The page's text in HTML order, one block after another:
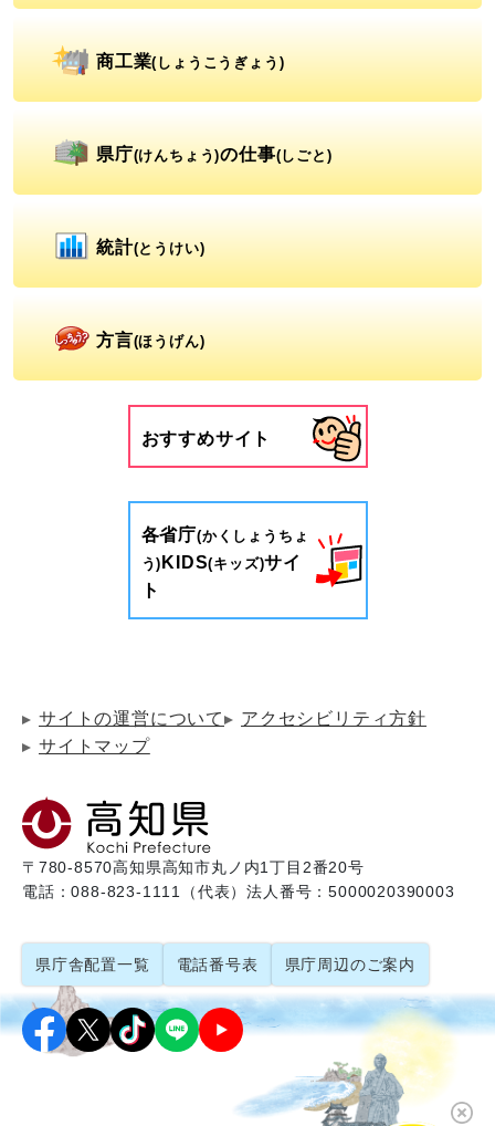
商工業(しょうこうぎょう)
県庁(けんちょう)の仕事(しごと)
統計(とうけい)
方言(ほうげん)
おすすめサイト
各省庁(かくしょうちょ
う) KIDS(キッズ)サイ
ト
サイトの運営について
アクセシビリティ方針
サイトマップ
〒780-8570高知県高知市丸ノ内1丁目2番20号
電話：088-823-1111（代表）法人番号：5000020390003
県庁舎配置一覧 電話番号表 県庁周辺のご案内